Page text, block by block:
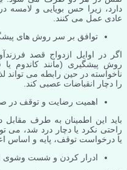
دارد، زیرا حس بویایی و لامسه
عادی عمل می کنند.
توافق بر سر روش های
اگر در اوایل ازدواج قصد
روش پیشگیری (مانند کاندوم
ناخواسته در حین رابطه می تواند
را دچار انقباضات عصبی کند.
اهمیت رضایت و توقف در
باید این اطمینان به طرف
راحتی نکرد یا دچار درد شد، می
یا درخواست توقف، پایه و اساس
ادرار کردن و شست وشوی